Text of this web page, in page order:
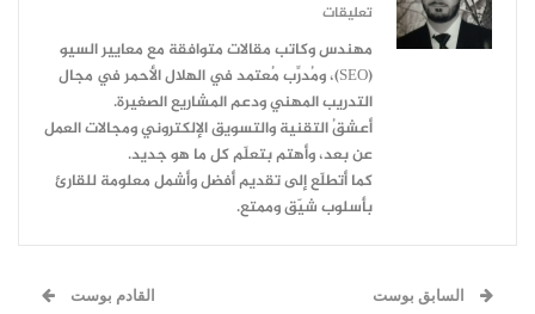
تعليقات
مهندس وكاتب مقالات متوافقة مع معايير السيو
(SEO)، ومُدرِّب مُعتمد في الهلال الأحمر في مجال
التدريب المهني ودعم المشاريع الصغيرة.
أعشقُ التقنية والتسويق الإلكتروني ومجالات العمل
عن بعد، وأهتم بتعلّم كل ما هو جديد.
كما أتطلّع إلى تقديم أفضل وأشمل معلومة للقارئ
بأسلوب شيّق وممتع.
السابق بوست القادم بوست